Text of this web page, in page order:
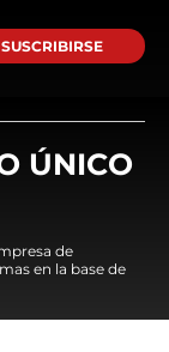
SUSCRIBIRSE
ÚNICO
de
en la base de